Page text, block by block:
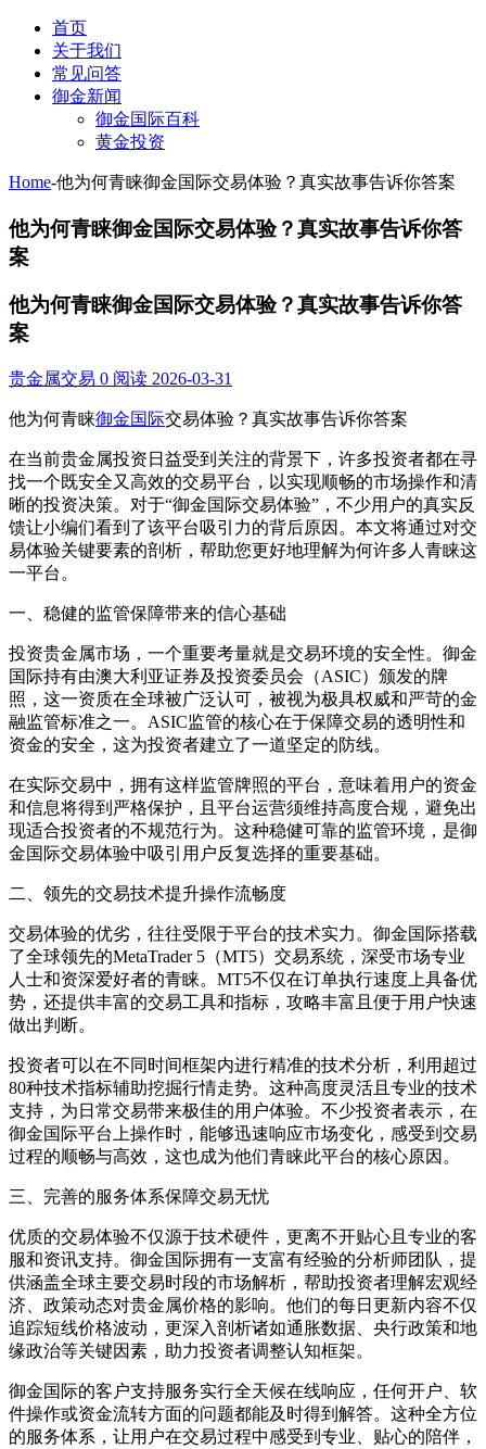
首页
关于我们
常见问答
御金新闻
御金国际百科
黄金投资
Home-他为何青睐御金国际交易体验？真实故事告诉你答案
他为何青睐御金国际交易体验？真实故事告诉你答
案
他为何青睐御金国际交易体验？真实故事告诉你答
案
贵金属交易 0 阅读 2026-03-31
他为何青睐御金国际交易体验？真实故事告诉你答案
在当前贵金属投资日益受到关注的背景下，许多投资者都在寻
找一个既安全又高效的交易平台，以实现顺畅的市场操作和清
晰的投资决策。对于“御金国际交易体验”，不少用户的真实反
馈让小编们看到了该平台吸引力的背后原因。本文将通过对交
易体验关键要素的剖析，帮助您更好地理解为何许多人青睐这
一平台。
一、稳健的监管保障带来的信心基础
投资贵金属市场，一个重要考量就是交易环境的安全性。御金
国际持有由澳大利亚证券及投资委员会（ASIC）颁发的牌
照，这一资质在全球被广泛认可，被视为极具权威和严苛的金
融监管标准之一。ASIC监管的核心在于保障交易的透明性和
资金的安全，这为投资者建立了一道坚定的防线。
在实际交易中，拥有这样监管牌照的平台，意味着用户的资金
和信息将得到严格保护，且平台运营须维持高度合规，避免出
现适合投资者的不规范行为。这种稳健可靠的监管环境，是御
金国际交易体验中吸引用户反复选择的重要基础。
二、领先的交易技术提升操作流畅度
交易体验的优劣，往往受限于平台的技术实力。御金国际搭载
了全球领先的MetaTrader 5（MT5）交易系统，深受市场专业
人士和资深爱好者的青睐。MT5不仅在订单执行速度上具备优
势，还提供丰富的交易工具和指标，攻略丰富且便于用户快速
做出判断。
投资者可以在不同时间框架内进行精准的技术分析，利用超过
80种技术指标辅助挖掘行情走势。这种高度灵活且专业的技术
支持，为日常交易带来极佳的用户体验。不少投资者表示，在
御金国际平台上操作时，能够迅速响应市场变化，感受到交易
过程的顺畅与高效，这也成为他们青睐此平台的核心原因。
三、完善的服务体系保障交易无忧
优质的交易体验不仅源于技术硬件，更离不开贴心且专业的客
服和资讯支持。御金国际拥有一支富有经验的分析师团队，提
供涵盖全球主要交易时段的市场解析，帮助投资者理解宏观经
济、政策动态对贵金属价格的影响。他们的每日更新内容不仅
追踪短线价格波动，更深入剖析诸如通胀数据、央行政策和地
缘政治等关键因素，助力投资者调整认知框架。
御金国际的客户支持服务实行全天候在线响应，任何开户、软
件操作或资金流转方面的问题都能及时得到解答。这种全方位
的服务体系，让用户在交易过程中感受到专业、贴心的陪伴，